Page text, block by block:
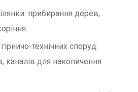
прибирання дерев,
технічних споруд:
каналів для накопичення